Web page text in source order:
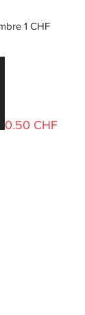
1 CHF
0.50 CHF